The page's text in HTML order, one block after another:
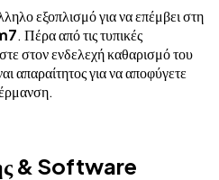
εξοπλισμό για να επέμβει στη
. Πέρα από τις τυπικές
στον ενδελεχή καθαρισμό του
απαραίτητος για να αποφύγετε
& Software